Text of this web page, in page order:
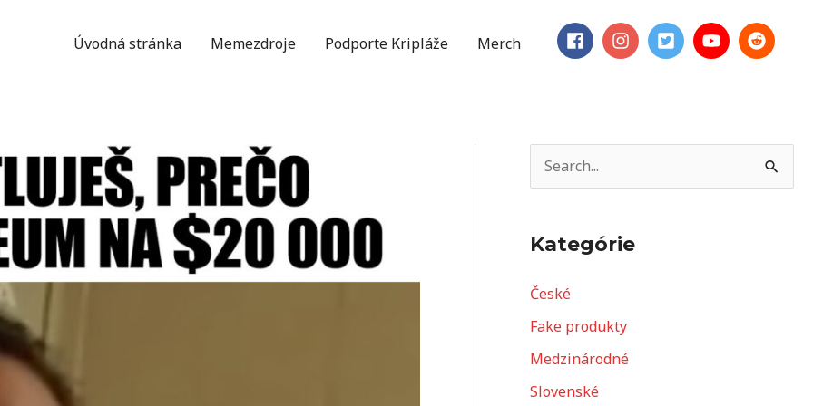
Úvodná stránka Memezdroje Podporte Kripláže Merch
ľ
a
:
Kategórie
České
Fake produkty
Medzinárodné
Slovenské